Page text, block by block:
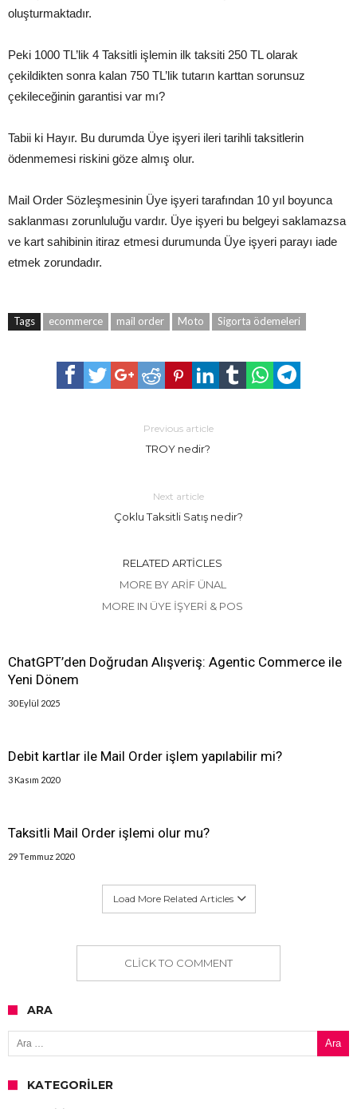
oluşturmaktadır.
Peki 1000 TL’lik 4 Taksitli işlemin ilk taksiti 250 TL olarak
çekildikten sonra kalan 750 TL’lik tutarın karttan sorunsuz
çekileceğinin garantisi var mı?
Tabii ki Hayır. Bu durumda Üye işyeri ileri tarihli taksitlerin
ödenmemesi riskini göze almış olur.
Mail Order Sözleşmesinin Üye işyeri tarafından 10 yıl boyunca
saklanması zorunluluğu vardır. Üye işyeri bu belgeyi saklamazsa
ve kart sahibinin itiraz etmesi durumunda Üye işyeri parayı iade
etmek zorundadır.
Tags ecommerce mail order Moto Sigorta ödemeleri
Previous article
TROY nedir?
Next article
Çoklu Taksitli Satış nedir?
RELATED ARTICLES
MORE BY ARIF ÜNAL
MORE IN ÜYE İŞYERI & POS
ChatGPT’den Doğrudan Alışveriş: Agentic Commerce ile
Yeni Dönem
30 Eylül 2025
Debit kartlar ile Mail Order işlem yapılabilir mi?
3 Kasım 2020
Taksitli Mail Order işlemi olur mu?
29 Temmuz 2020
Load More Related Articles
CLICK TO COMMENT
ARA
Arama:
KATEGORILER